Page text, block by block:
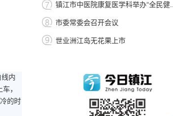
内
，
的时
镇江市中医院康复医学科举办“全民健...
市委常委会召开会议
世业洲江岛无花果上市